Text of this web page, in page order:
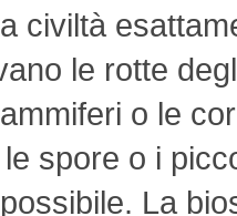
civiltà
le rotte
o le
spore o i
La